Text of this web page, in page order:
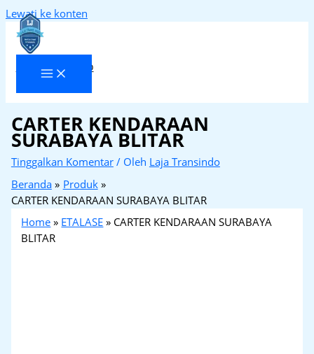
Lewati ke konten
Laja Transindo
CARTER KENDARAAN
SURABAYA BLITAR
Tinggalkan Komentar / Oleh Laja Transindo
Beranda
Produk
CARTER KENDARAAN SURABAYA BLITAR
Home » ETALASE » CARTER KENDARAAN SURABAYA
BLITAR